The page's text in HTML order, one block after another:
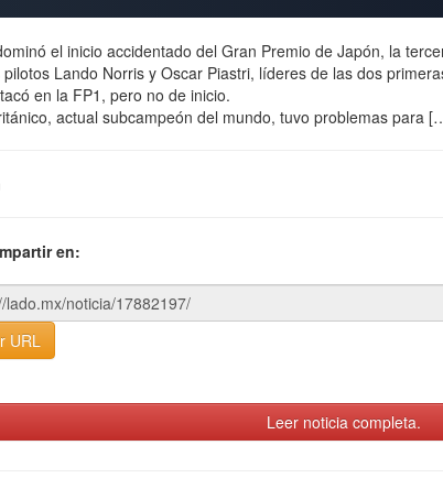
el inicio accidentado del Gran Premio de Japón, la
pilotos Lando Norris y Oscar Piastri, líderes de las dos
en la FP1, pero no de inicio.
actual subcampeón del mundo, tuvo problemas para
en:
URL
Leer noticia completa.